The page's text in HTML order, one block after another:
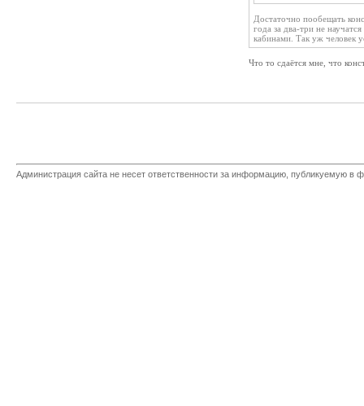
Достаточно пообещать
года за два-три не
кабинами. Так уж человек
Что то сдаётся мне, что
Администрация сайта не несет ответственности за информацию, публикуемую